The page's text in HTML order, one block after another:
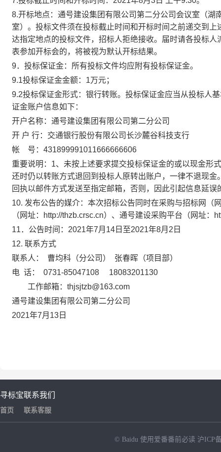
8.开标地点：通号建设集团有限公司第二分公司会议室（
室）。投标文件须在投标截止时间和开标时间之前递交到
达指定地点的投标文件，招标人拒绝接收。届时请各投标
表参加开标会的，将被视为默认开标结果。
9．投标保证金：所有投标文件均应附有投标保证金。
9.1投标保证金金额：1万元；
9.2投标保证金形式：银行转账。投标保证金应当从投标人
证金账户信息如下：
开户名称：通号建设集团有限公司第二分公司
开 户 行：交通银行股份有限公司长沙麓谷科技支行
帐 号：431899991011666666606
重要说明：1、未按上述要求提交投标保证金的或以现金形
还时仍以转账方式退回到投标人原转出账户，一律不退现
回执以邮件方式发送至指定邮箱，否则，因此引起信息延
10. 发布公告的媒介：本次招标公告同时在采购与招标网
（网址：http://thzb.crsc.cn）、通号建设采购平台（网址：
11．公告时间：2021年7月14日至2021年8月2日
12. 联系方式
联系人： 曹均科（分公司） 张春晖（项目部）
电 话： 0731-85047108
工作邮箱：thjsjtzb@163.com
通号建设集团有限公司第二分公司
2021年7月13日
寻标宝
首页
联系我们
联系客服
© Baidu 使用爱番番前必读 沪ICP